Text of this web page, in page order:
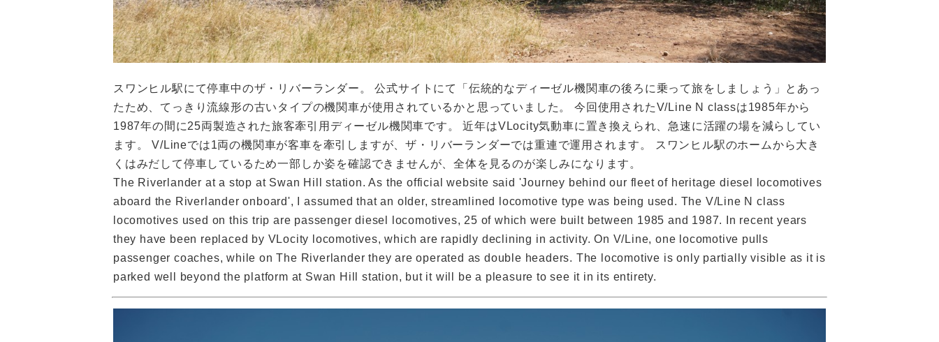
スワンヒル駅にて停車中のザ・リバーランダー。 公式サイトにて「伝統的なディーゼル機関車の後ろに乗って旅をしましょう」とあっ
たため、てっきり流線形の古いタイプの機関車が使用されているかと思っていました。 今回使用されたV/Line N classは1985年から
1987年の間に25両製造された旅客牽引用ディーゼル機関車です。 近年はVLocity気動車に置き換えられ、急速に活躍の場を減らしてい
ます。 V/Lineでは1両の機関車が客車を牽引しますが、ザ・リバーランダーでは重連で運用されます。 スワンヒル駅のホームから大き
くはみだして停車しているため一部しか姿を確認できませんが、全体を見るのが楽しみになります。
The Riverlander at a stop at Swan Hill station. As the official website said 'Journey behind our fleet of heritage diesel locomotives
aboard the Riverlander onboard', I assumed that an older, streamlined locomotive type was being used. The V/Line N class
locomotives used on this trip are passenger diesel locomotives, 25 of which were built between 1985 and 1987. In recent years
they have been replaced by VLocity locomotives, which are rapidly declining in activity. On V/Line, one locomotive pulls
passenger coaches, while on The Riverlander they are operated as double headers. The locomotive is only partially visible as it is
parked well beyond the platform at Swan Hill station, but it will be a pleasure to see it in its entirety.